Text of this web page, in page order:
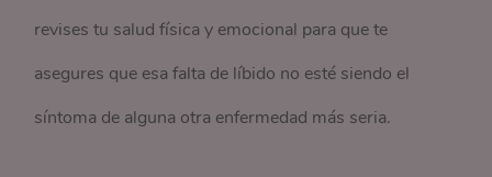
revises tu salud física y emocional para que te
asegures que esa falta de líbido no esté siendo el
síntoma de alguna otra enfermedad más seria.